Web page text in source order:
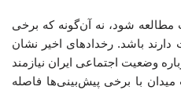
مطالعه شود، نه آن‌گونه که برخی
باشد. رخدادهای اخیر نشان
وضعیت اجتماعی ایران نیازمند
با برخی پیش‌بینی‌ها فاصله